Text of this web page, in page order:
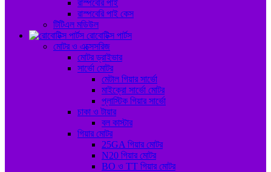
রাস্পবেরি পাই
রাস্পবেরি পাই কেস
টিটিএল মডিউল
রোবোটিক্স পার্টস
মোটর ও এক্সেসরিজ
মোটর ড্রাইভার
সার্ভো মোটর
মেটাল গিয়ার সার্ভো
মাইক্রো সার্ভো মোটর
প্লাস্টিক গিয়ার সার্ভো
চাকা ও টায়ার
বল কাস্টার
গিয়ার মোটর
25GA গিয়ার মোটর
N20 গিয়ার মোটর
BO ও TT গিয়ার মোটর